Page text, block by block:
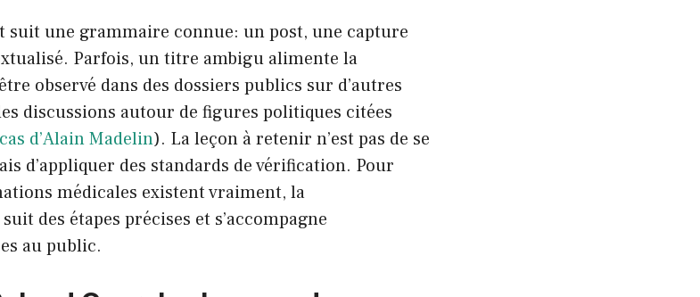
suit une grammaire connue: un post, une capture
Parfois, un titre ambigu alimente la
observé dans des dossiers publics sur d’autres
discussions autour de figures politiques citées
d’Alain Madelin). La leçon à retenir n’est pas de se
d’appliquer des standards de vérification. Pour
médicales existent vraiment, la
des étapes précises et s’accompagne
au public.